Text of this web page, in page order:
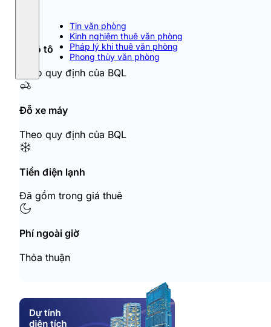
Tin văn phòng
Kinh nghiệm thuê văn phòng
Pháp lý khi thuê văn phòng
Phong thủy văn phòng
Đỗ ô tô
Theo quy định của BQL
Đỗ xe máy
Theo quy định của BQL
Tiền điện lạnh
Đã gồm trong giá thuê
Phí ngoài giờ
Thỏa thuận